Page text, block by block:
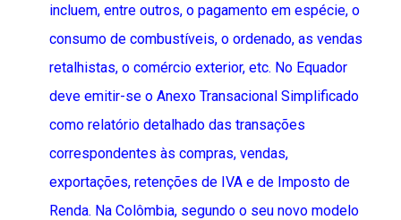
incluem, entre outros, o pagamento em espécie, o
consumo de combustíveis, o ordenado, as vendas
retalhistas, o comércio exterior, etc. No Equador
deve emitir-se o Anexo Transacional Simplificado
como relatório detalhado das transações
correspondentes às compras, vendas,
exportações, retenções de IVA e de Imposto de
Renda. Na Colômbia, segundo o seu novo modelo